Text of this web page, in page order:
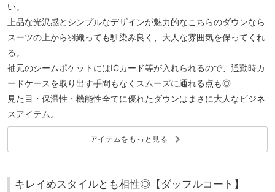
い。
上品な光沢感とシンプルなデザインが魅力的なこちらのダウンなら
スーツの上から羽織っても馴染み良く、大人な雰囲気を保ってくれ
る。
袖元のシームポケットにはICカード等が入れられるので、通勤時カ
ードケースを取り出す手間もなくスムーズに通れる点も◎
見た目・保温性・機能性全てに優れたダウンはまさに大人なビジネ
スアイテム。
アイテムをもっと見る keyboard_arrow_right
キレイめスタイルとも相性◎【ダッフルコート】